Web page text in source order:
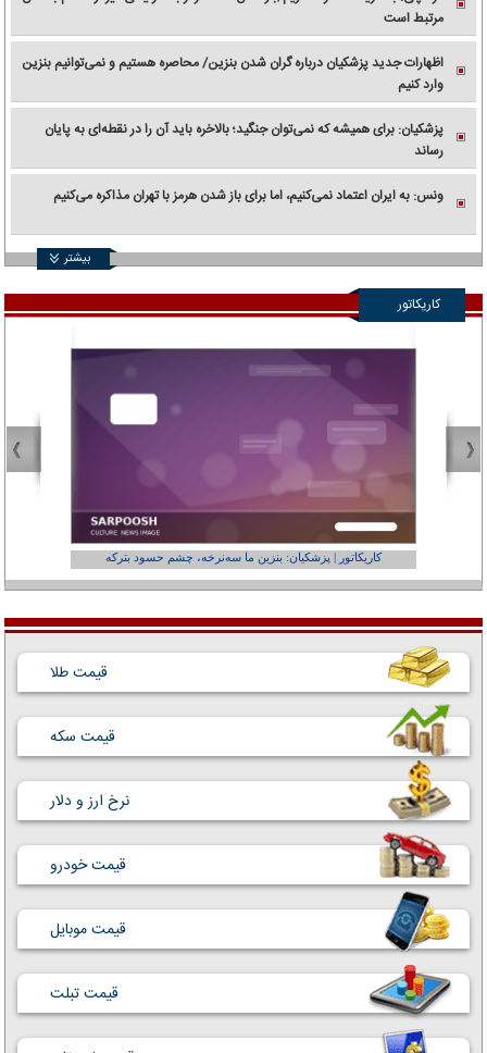
مرتبط است
اظهارات جدید پزشکیان درباره گران شدن بنزین/ محاصره هستیم و نمی‌توانیم بنزین
وارد کنیم
پزشکیان: برای همیشه که نمی‌توان جنگید؛ بالاخره باید آن را در نقطه‌ای به پایان
رساند
ونس: به ایران اعتماد نمی‌کنیم، اما برای باز شدن هرمز با تهران مذاکره می‌کنیم
بیشتر
کاریکاتور
کاریکاتور | پزشکیان: بنزین ما سه‌نرخه، چشم حسود بترکه
قیمت طلا
قیمت سکه
نرخ ارز و دلار
قیمت خودرو
قیمت موبایل
قیمت تبلت